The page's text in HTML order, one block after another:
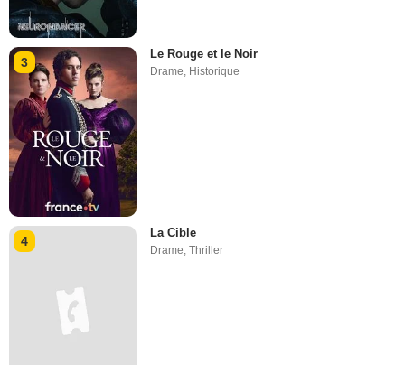
3
Le Rouge et le Noir
Drame, Historique
4
La Cible
Drame,Thriller